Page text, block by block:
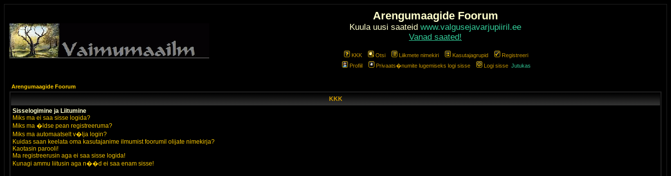
Arengumaagide Foorum
Kuula uusi saateid www.valgusejavarjupiiril.ee
Vanad saated!
KKK Otsi Liikmete nimekiri Kasutajagrupid
Registreeri
Profiil
Privaats�numite lugemiseks logi sisse Logi sisse Jutukas
Arengumaagide Foorum
KKK
Sisselogimine ja Liitumine
Miks ma ei saa sisse logida?
Miks ma �ldse pean registreeruma?
Miks ma automaatselt v�lja login?
Kuidas saan keelata oma kasutajanime ilmumist foorumil olijate nimekirja?
Kaotasin parooli!
Ma registreerusin aga ei saa sisse logida!
Kunagi ammu liitusin aga n��d ei saa enam sisse!